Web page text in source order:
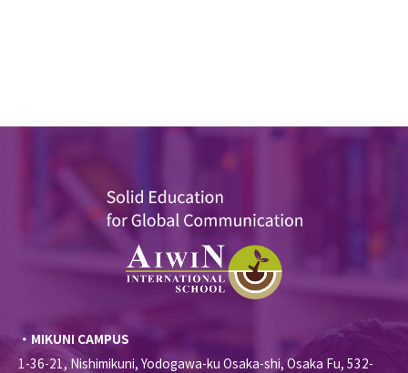
・MIKUNI CAMPUS
1-36-21, Nishimikuni, Yodogawa-ku Osaka-shi, Osaka Fu, 532-